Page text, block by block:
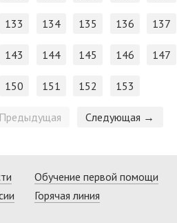
133 134 135 136 137
143 144 145 146 147
150 151 152 153
Следующая →
Обучение первой помощи
Горячая линия